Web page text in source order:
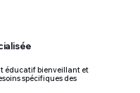
éducatif bienveillant et
spécifiques des